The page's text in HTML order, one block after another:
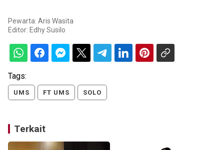
Pewarta: Aris Wasita
Editor: Edhy Susilo
Tags:
UMS FT UMS SOLO
Terkait